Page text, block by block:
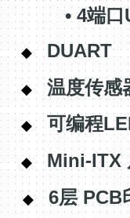
• 4端口
◆ DUART
◆ 温度传感
◆ 可编程
◆ Mini-ITX
◆ 6层PCB